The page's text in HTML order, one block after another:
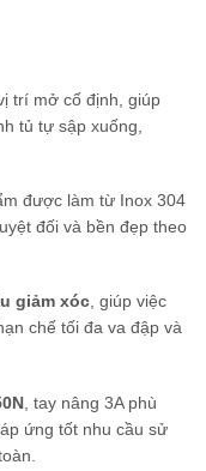
trí mở cố định, giúp
tủ tự sập xuống,
được làm từ Inox 304
đối và bền đẹp theo
giảm xóc, giúp việc
chế tối đa va đập và
, tay nâng 3A phù
ứng tốt nhu cầu sử